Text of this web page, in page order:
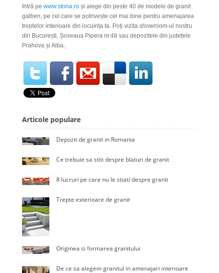
Intră pe www.stona.ro și alege din peste 40 de model e de granit
galben, pe cel care se potrivește cel mai bine pentru amenajarea
treptelor interioare din locuința ta. Poți vizita showroom-ul nostru
din București, Șoseaua Pipera nr.48 sau depozitele din județele
Prahova și Alba.
Articole populare
Depozit de granit in Romania
Ce trebuie sa stiti despre blaturi de granit
8 lucruri pe care nu le stiati despre granit
Trepte exterioare de granit
Originea si formarea granitului
De ce sa alegem granitul in amenajari interioare